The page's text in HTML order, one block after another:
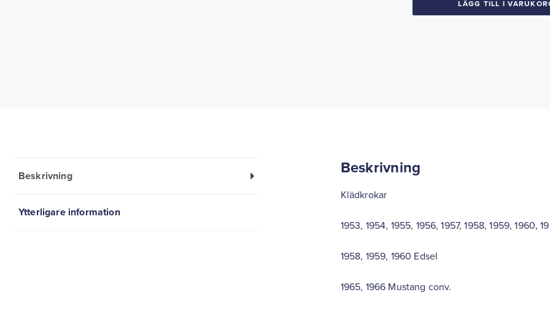
LÄGG TILL I
Beskrivning
Ytterligare information
Beskrivning
Klädkrokar
1953, 1954, 1955, 1956, 1957, 1958, 1959, 1960,
1958, 1959, 1960 Edsel
1965, 1966 Mustang conv.